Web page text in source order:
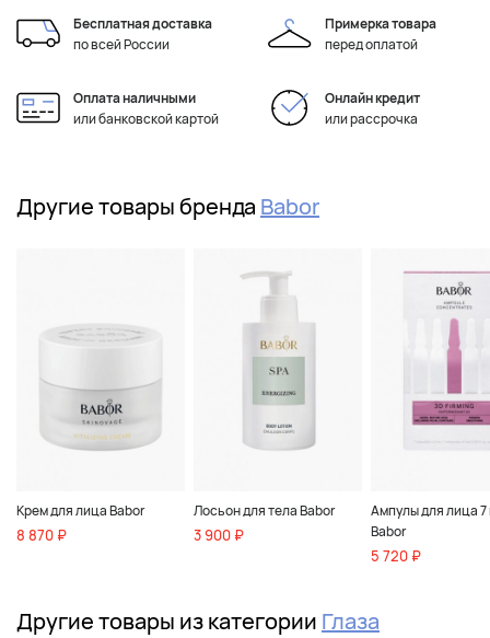
Бесплатная доставка
по всей России
Примерка товара
перед оплатой
Оплата наличными
или банковской картой
Онлайн кредит
или рассрочка
Другие товары бренда Babor
Крем для лица Babor
8 870 ₽
Лосьон для тела Babor
3 900 ₽
Ампулы для лица 7
Babor
5 720 ₽
Другие товары из категории Глаза